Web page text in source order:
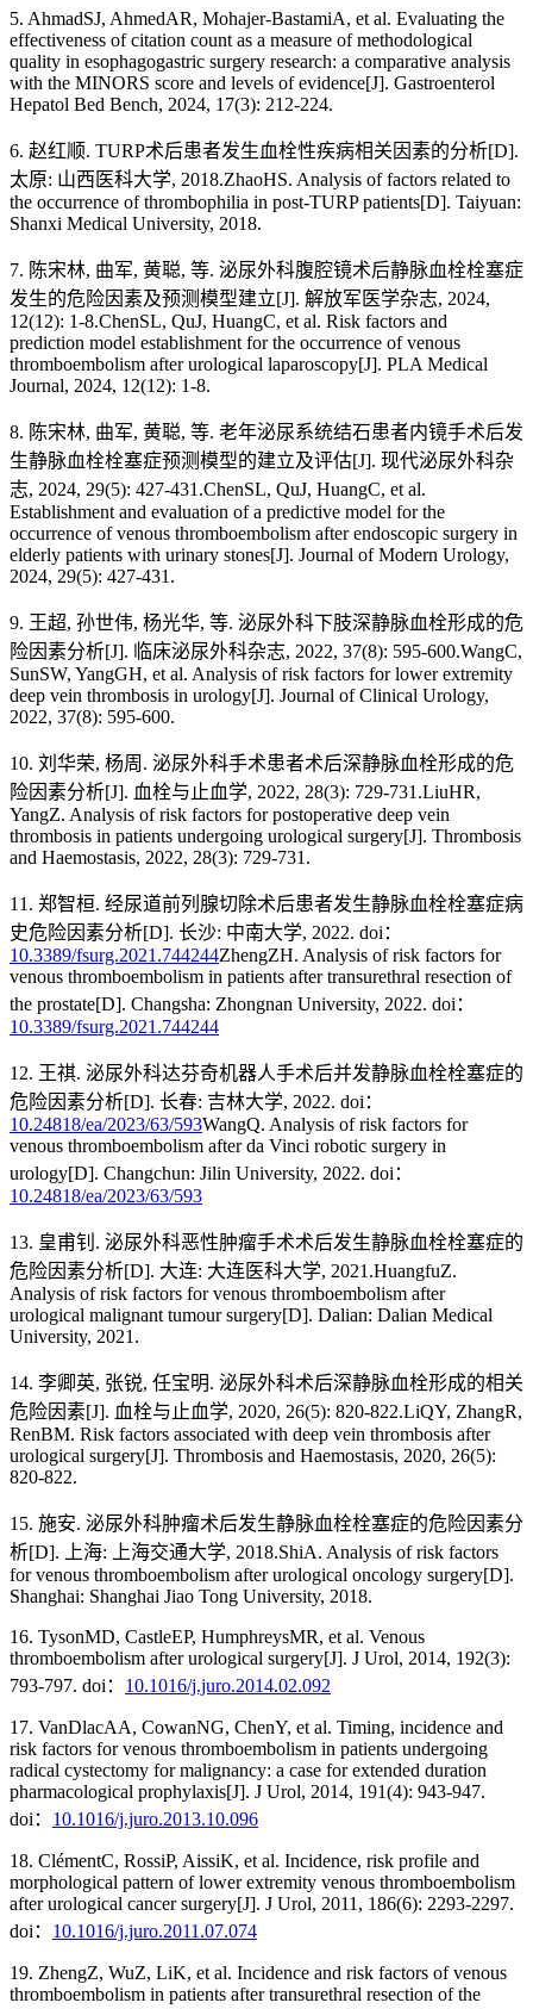
5. AhmadSJ, AhmedAR, Mohajer-BastamiA, et al. Evaluating the
effectiveness of citation count as a measure of methodological
quality in esophagogastric surgery research: a comparative analysis
with the MINORS score and levels of evidence[J]. Gastroenterol
Hepatol Bed Bench, 2024, 17(3): 212-224.
6. 赵红顺. TURP术后患者发生血栓性疾病相关因素的分析[D].
太原: 山西医科大学, 2018.ZhaoHS. Analysis of factors related to
the occurrence of thrombophilia in post-TURP patients[D]. Taiyuan:
Shanxi Medical University, 2018.
7. 陈宋林, 曲军, 黄聪, 等. 泌尿外科腹腔镜术后静脉血栓栓塞症
发生的危险因素及预测模型建立[J]. 解放军医学杂志, 2024,
12(12): 1-8.ChenSL, QuJ, HuangC, et al. Risk factors and
prediction model establishment for the occurrence of venous
thromboembolism after urological laparoscopy[J]. PLA Medical
Journal, 2024, 12(12): 1-8.
8. 陈宋林, 曲军, 黄聪, 等. 老年泌尿系统结石患者内镜手术后发
生静脉血栓栓塞症预测模型的建立及评估[J]. 现代泌尿外科杂
志, 2024, 29(5): 427-431.ChenSL, QuJ, HuangC, et al.
Establishment and evaluation of a predictive model for the
occurrence of venous thromboembolism after endoscopic surgery in
elderly patients with urinary stones[J]. Journal of Modern Urology,
2024, 29(5): 427-431.
9. 王超, 孙世伟, 杨光华, 等. 泌尿外科下肢深静脉血栓形成的危
险因素分析[J]. 临床泌尿外科杂志, 2022, 37(8): 595-600.WangC,
SunSW, YangGH, et al. Analysis of risk factors for lower extremity
deep vein thrombosis in urology[J]. Journal of Clinical Urology,
2022, 37(8): 595-600.
10. 刘华荣, 杨周. 泌尿外科手术患者术后深静脉血栓形成的危
险因素分析[J]. 血栓与止血学, 2022, 28(3): 729-731.LiuHR,
YangZ. Analysis of risk factors for postoperative deep vein
thrombosis in patients undergoing urological surgery[J]. Thrombosis
and Haemostasis, 2022, 28(3): 729-731.
11. 郑智桓. 经尿道前列腺切除术后患者发生静脉血栓栓塞症病
史危险因素分析[D]. 长沙: 中南大学, 2022. doi：
10.3389/fsurg.2021.744244ZhengZH. Analysis of risk factors for
venous thromboembolism in patients after transurethral resection of
the prostate[D]. Changsha: Zhongnan University, 2022. doi：
10.3389/fsurg.2021.744244
12. 王祺. 泌尿外科达芬奇机器人手术后并发静脉血栓栓塞症的
危险因素分析[D]. 长春: 吉林大学, 2022. doi：
10.24818/ea/2023/63/593WangQ. Analysis of risk factors for
venous thromboembolism after da Vinci robotic surgery in
urology[D]. Changchun: Jilin University, 2022. doi：
10.24818/ea/2023/63/593
13. 皇甫钊. 泌尿外科恶性肿瘤手术术后发生静脉血栓栓塞症的
危险因素分析[D]. 大连: 大连医科大学, 2021.HuangfuZ.
Analysis of risk factors for venous thromboembolism after
urological malignant tumour surgery[D]. Dalian: Dalian Medical
University, 2021.
14. 李卿英, 张锐, 任宝明. 泌尿外科术后深静脉血栓形成的相关
危险因素[J]. 血栓与止血学, 2020, 26(5): 820-822.LiQY, ZhangR,
RenBM. Risk factors associated with deep vein thrombosis after
urological surgery[J]. Thrombosis and Haemostasis, 2020, 26(5):
820-822.
15. 施安. 泌尿外科肿瘤术后发生静脉血栓栓塞症的危险因素分
析[D]. 上海: 上海交通大学, 2018.ShiA. Analysis of risk factors
for venous thromboembolism after urological oncology surgery[D].
Shanghai: Shanghai Jiao Tong University, 2018.
16. TysonMD, CastleEP, HumphreysMR, et al. Venous
thromboembolism after urological surgery[J]. J Urol, 2014, 192(3):
793-797. doi： 10.1016/j.juro.2014.02.092
17. VanDlacAA, CowanNG, ChenY, et al. Timing, incidence and
risk factors for venous thromboembolism in patients undergoing
radical cystectomy for malignancy: a case for extended duration
pharmacological prophylaxis[J]. J Urol, 2014, 191(4): 943-947.
doi： 10.1016/j.juro.2013.10.096
18. ClémentC, RossiP, AissiK, et al. Incidence, risk profile and
morphological pattern of lower extremity venous thromboembolism
after urological cancer surgery[J]. J Urol, 2011, 186(6): 2293-2297.
doi： 10.1016/j.juro.2011.07.074
19. ZhengZ, WuZ, LiK, et al. Incidence and risk factors of venous
thromboembolism in patients after transurethral resection of the